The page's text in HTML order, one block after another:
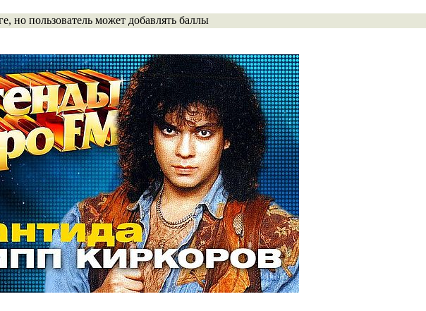
но пользователь может добавлять баллы